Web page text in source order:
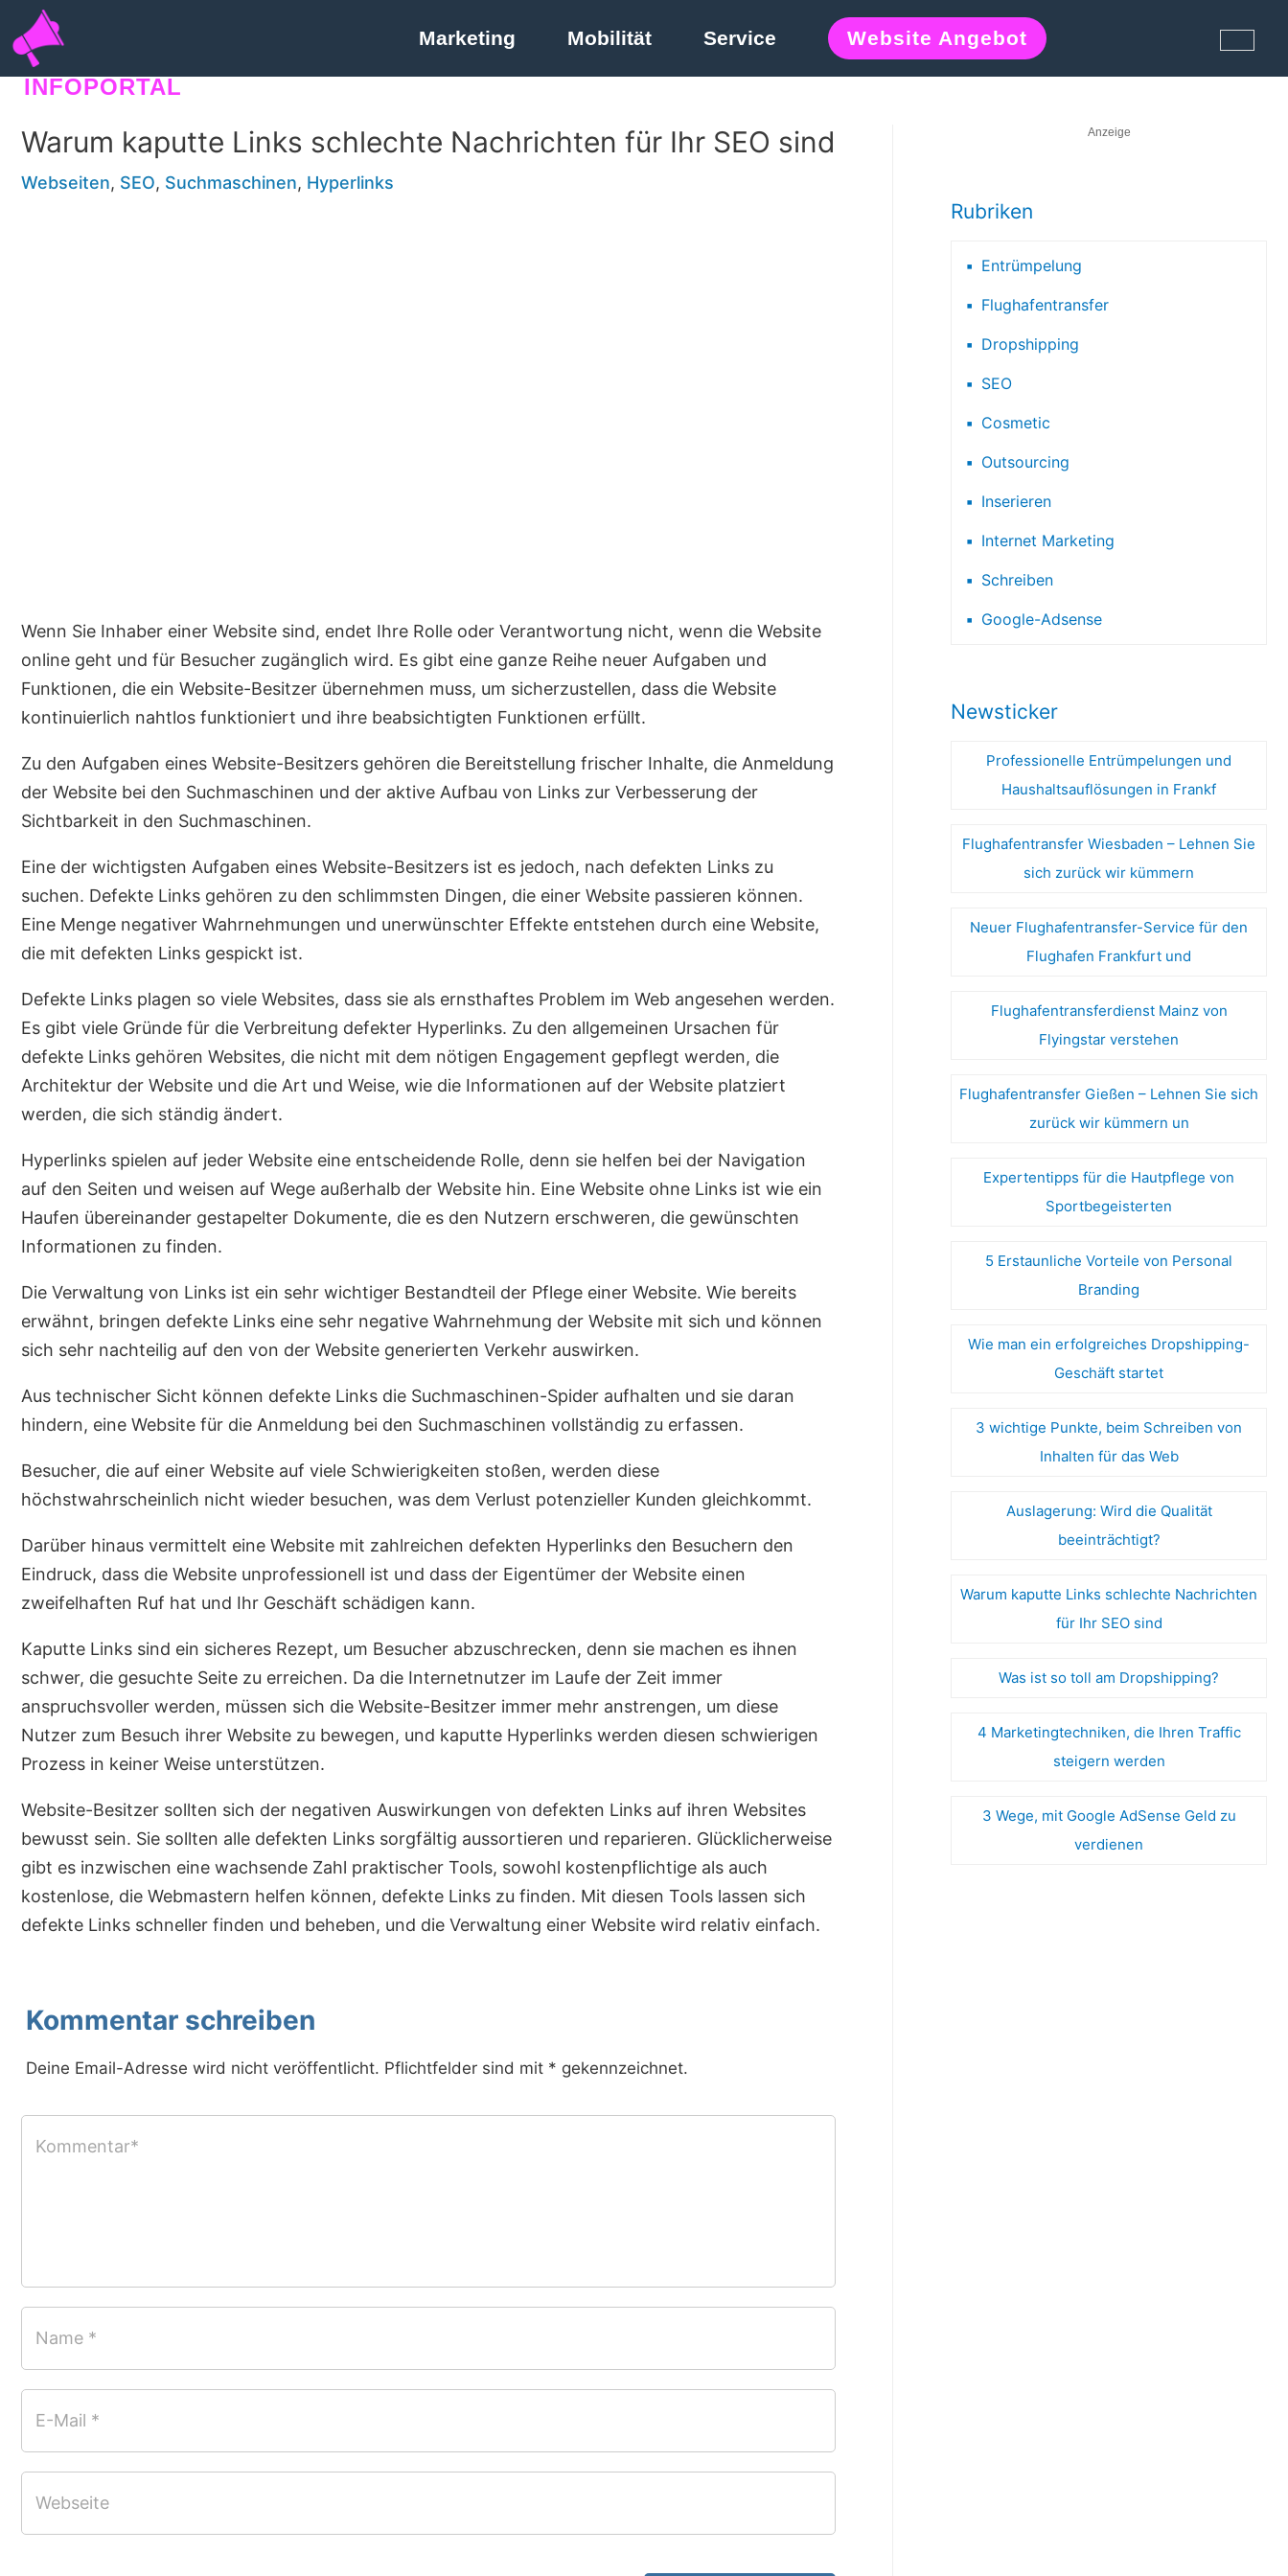
INFOPORTAL
Marketing Mobilität Service Website Angebot
Warum kaputte Links schlechte Nachrichten für Ihr SEO sind
Webseiten, SEO, Suchmaschinen, Hyperlinks
Wenn Sie Inhaber einer Website sind, endet Ihre Rolle oder Verantwortung nicht, wenn die Website
online geht und für Besucher zugänglich wird. Es gibt eine ganze Reihe neuer Aufgaben und
Funktionen, die ein Website-Besitzer übernehmen muss, um sicherzustellen, dass die Website
kontinuierlich nahtlos funktioniert und ihre beabsichtigten Funktionen erfüllt.
Zu den Aufgaben eines Website-Besitzers gehören die Bereitstellung frischer Inhalte, die Anmeldung
der Website bei den Suchmaschinen und der aktive Aufbau von Links zur Verbesserung der
Sichtbarkeit in den Suchmaschinen.
Eine der wichtigsten Aufgaben eines Website-Besitzers ist es jedoch, nach defekten Links zu
suchen. Defekte Links gehören zu den schlimmsten Dingen, die einer Website passieren können.
Eine Menge negativer Wahrnehmungen und unerwünschter Effekte entstehen durch eine Website,
die mit defekten Links gespickt ist.
Defekte Links plagen so viele Websites, dass sie als ernsthaftes Problem im Web angesehen werden.
Es gibt viele Gründe für die Verbreitung defekter Hyperlinks. Zu den allgemeinen Ursachen für
defekte Links gehören Websites, die nicht mit dem nötigen Engagement gepflegt werden, die
Architektur der Website und die Art und Weise, wie die Informationen auf der Website platziert
werden, die sich ständig ändert.
Hyperlinks spielen auf jeder Website eine entscheidende Rolle, denn sie helfen bei der Navigation
auf den Seiten und weisen auf Wege außerhalb der Website hin. Eine Website ohne Links ist wie ein
Haufen übereinander gestapelter Dokumente, die es den Nutzern erschweren, die gewünschten
Informationen zu finden.
Die Verwaltung von Links ist ein sehr wichtiger Bestandteil der Pflege einer Website. Wie bereits
erwähnt, bringen defekte Links eine sehr negative Wahrnehmung der Website mit sich und können
sich sehr nachteilig auf den von der Website generierten Verkehr auswirken.
Aus technischer Sicht können defekte Links die Suchmaschinen-Spider aufhalten und sie daran
hindern, eine Website für die Anmeldung bei den Suchmaschinen vollständig zu erfassen.
Besucher, die auf einer Website auf viele Schwierigkeiten stoßen, werden diese
höchstwahrscheinlich nicht wieder besuchen, was dem Verlust potenzieller Kunden gleichkommt.
Darüber hinaus vermittelt eine Website mit zahlreichen defekten Hyperlinks den Besuchern den
Eindruck, dass die Website unprofessionell ist und dass der Eigentümer der Website einen
zweifelhaften Ruf hat und Ihr Geschäft schädigen kann.
Kaputte Links sind ein sicheres Rezept, um Besucher abzuschrecken, denn sie machen es ihnen
schwer, die gesuchte Seite zu erreichen. Da die Internetnutzer im Laufe der Zeit immer
anspruchsvoller werden, müssen sich die Website-Besitzer immer mehr anstrengen, um diese
Nutzer zum Besuch ihrer Website zu bewegen, und kaputte Hyperlinks werden diesen schwierigen
Prozess in keiner Weise unterstützen.
Website-Besitzer sollten sich der negativen Auswirkungen von defekten Links auf ihren Websites
bewusst sein. Sie sollten alle defekten Links sorgfältig aussortieren und reparieren. Glücklicherweise
gibt es inzwischen eine wachsende Zahl praktischer Tools, sowohl kostenpflichtige als auch
kostenlose, die Webmastern helfen können, defekte Links zu finden. Mit diesen Tools lassen sich
defekte Links schneller finden und beheben, und die Verwaltung einer Website wird relativ einfach.
Kommentar schreiben
Deine Email-Adresse wird nicht veröffentlicht. Pflichtfelder sind mit * gekennzeichnet.
Kommentar*
Name *
E-Mail *
Webseite
Anzeige
Rubriken
Entrümpelung
Flughafentransfer
Dropshipping
SEO
Cosmetic
Outsourcing
Inserieren
Internet Marketing
Schreiben
Google-Adsense
Newsticker
Professionelle Entrümpelungen und
Haushaltsauflösungen in Frankf
Flughafentransfer Wiesbaden – Lehnen Sie
sich zurück wir kümmern
Neuer Flughafentransfer-Service für den
Flughafen Frankfurt und
Flughafentransferdienst Mainz von
Flyingstar verstehen
Flughafentransfer Gießen – Lehnen Sie sich
zurück wir kümmern un
Expertentipps für die Hautpflege von
Sportbegeisterten
5 Erstaunliche Vorteile von Personal
Branding
Wie man ein erfolgreiches Dropshipping-
Geschäft startet
3 wichtige Punkte, beim Schreiben von
Inhalten für das Web
Auslagerung: Wird die Qualität
beeinträchtigt?
Warum kaputte Links schlechte Nachrichten
für Ihr SEO sind
Was ist so toll am Dropshipping?
4 Marketingtechniken, die Ihren Traffic
steigern werden
3 Wege, mit Google AdSense Geld zu
verdienen